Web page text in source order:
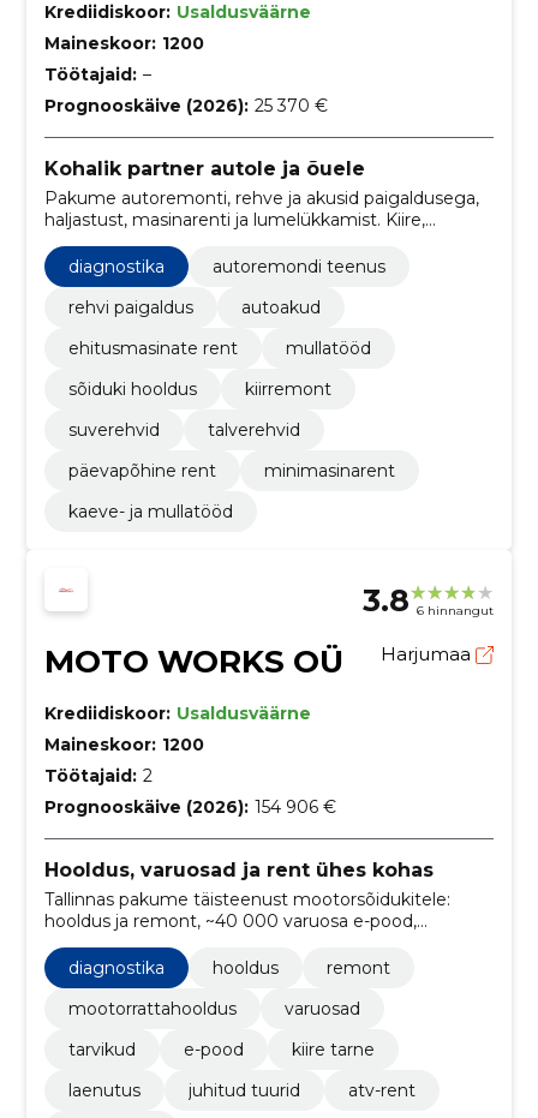
Krediidiskoor: Usaldusväärne
Maineskoor: 1200
Töötajaid: –
Prognooskäive (2026): 25 370 €
Kohalik partner autole ja õuele
Pakume autoremonti, rehve ja akusid paigaldusega,
haljastust, masinarenti ja lumelükkamist. Kiire,
praktiline ja kohalik teenus sõidukite ja väljade
korrashoiuks.
diagnostika
autoremondi teenus
rehvi paigaldus
autoakud
ehitusmasinate rent
mullatööd
sõiduki hooldus
kiirremont
suverehvid
talverehvid
päevapõhine rent
minimasinarent
kaeve- ja mullatööd
3.8 6 hinnangut
MOTO WORKS OÜ Harjumaa
Krediidiskoor: Usaldusväärne
Maineskoor: 1200
Töötajaid: 2
Prognooskäive (2026): 154 906 €
Hooldus, varuosad ja rent ühes kohas
Tallinnas pakume täisteenust mootorsõidukitele:
hooldus ja remont, ~40 000 varuosa e-pood,
motohotell ning renditeenused. Motoklubi ja
treeningud arendavad oskusi ja ühendavad sõitjaid.
diagnostika hooldus
remont
mootorrattahooldus
varuosad
tarvikud
e-pood
kiire tarne
laenutus
juhitud tuurid
atv-rent